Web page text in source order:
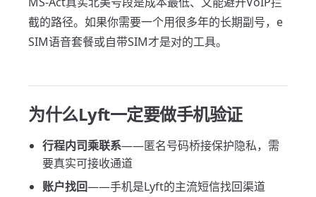
截的路径。如果你需要一个用很多年的长期副号，e
SIM语音套餐或自带SIM才是对的工具。
为什么Lyft一定要做手机验证
行程内司乘联系——匿名号码桥接保护隐私，需
要真实可接收通道
账户找回——手机是Lyft的主流短信找回渠道